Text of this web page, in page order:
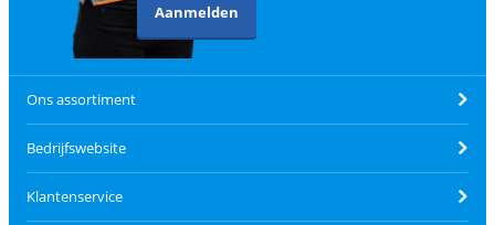
Aanmelden
Ons assortiment
Bedrijfswebsite
Klantenservice